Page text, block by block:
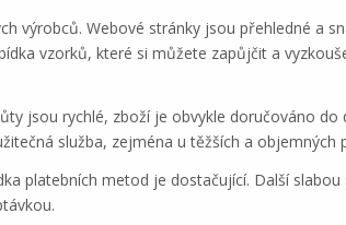
výrobců. Webové stránky jsou přehledné a
vzorků, které si můžete zapůjčit a
jsou rychlé, zboží je obvykle doručováno do
služba, zejména u těžších a objemných
platebních metod je dostačující. Další